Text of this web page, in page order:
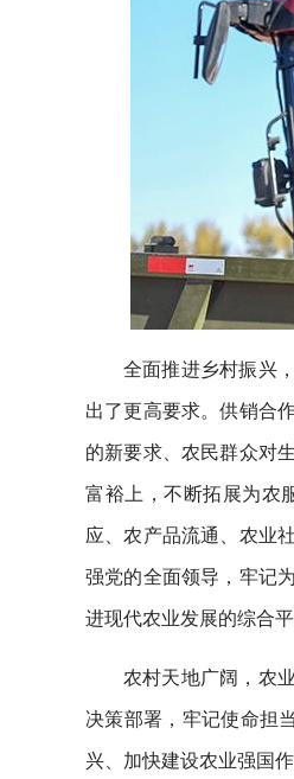
全面推进乡村振兴
出了更高要求。供销合
的新要求、农民群众对
富裕上，不断拓展为农
应、农产品流通、农业
强党的全面领导，牢记
进现代农业发展的综合
农村天地广阔，农
决策部署，牢记使命担
兴、加快建设农业强国作